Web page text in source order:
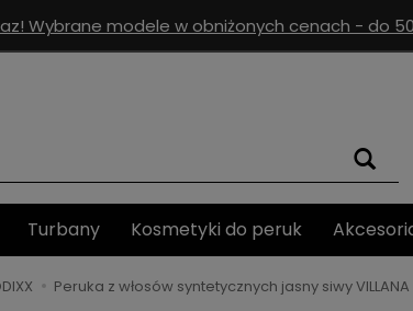
Wybrane modele w obniżonych cenach - do
Turbany Kosmetyki do peruk
Peruka z włosów syntetycznych jasny siwy